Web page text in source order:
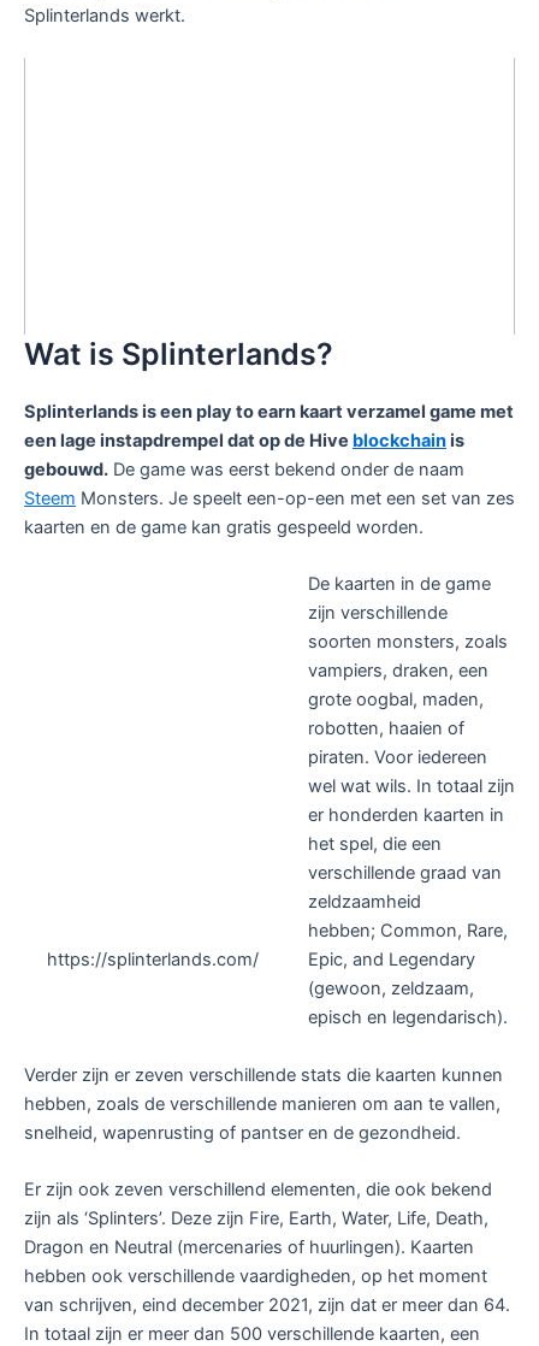
Splinterlands werkt.
Wat is Splinterlands?
Splinterlands is een play to earn kaart verzamel game met
een lage instapdrempel dat op de Hive blockchainis
gebouwd. De game was eerst bekend onder de naam
Steem Monsters. Je speelt een-op-een met een set van zes
kaarten en de game kan gratis gespeeld worden.
https://splinterlands.com/
De kaarten in de game
zijn verschillende
soorten monsters, zoals
vampiers, draken, een
grote oogbal, maden,
robotten, haaien of
piraten. Voor iedereen
wel wat wils. In totaal zijn
er honderden kaarten in
het spel, die een
verschillende graad van
zeldzaamheid
hebben; Common, Rare,
Epic, and Legendary
(gewoon, zeldzaam,
episch en legendarisch).
Verder zijn er zeven verschillende stats die kaarten kunnen
hebben, zoals de verschillende manieren om aan te vallen,
snelheid, wapenrusting of pantser en de gezondheid.
Er zijn ook zeven verschillend elementen, die ook bekend
zijn als ‘Splinters’. Deze zijn Fire, Earth, Water, Life, Death,
Dragon en Neutral (mercenaries of huurlingen). Kaarten
hebben ook verschillende vaardigheden, op het moment
van schrijven, eind december 2021, zijn dat er meer dan 64.
In totaal zijn er meer dan 500 verschillende kaarten, een